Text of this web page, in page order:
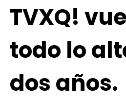
TVXQ!
todo lo
dos años.